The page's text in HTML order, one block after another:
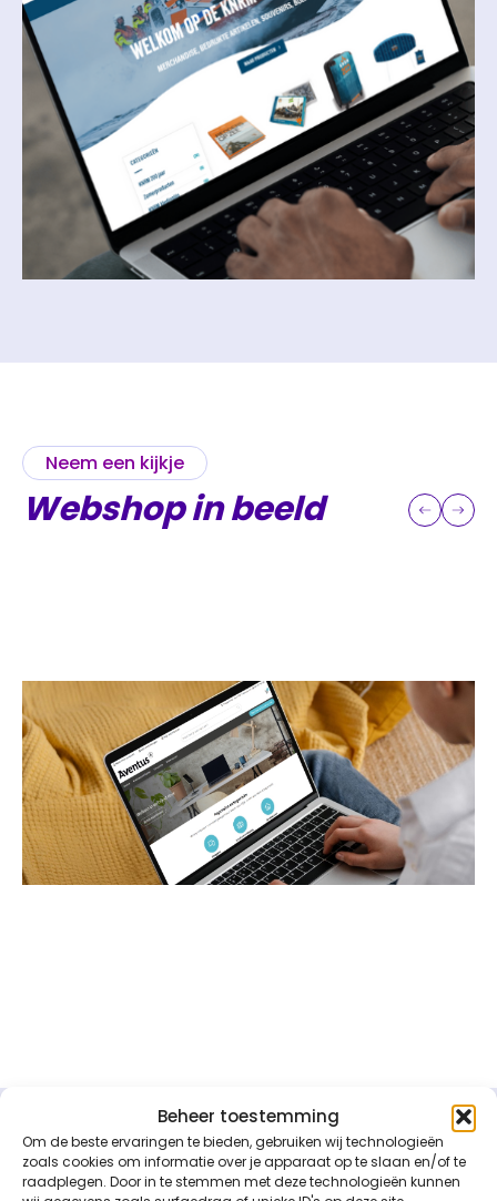
Beheer toestemming
Om de beste ervaringen te bieden, gebruiken wij technologieën
zoals cookies om informatie over je apparaat op te slaan en/of te
raadplegen. Door in te stemmen met deze technologieën kunnen
Neem een kijkje
Webshopin beeld
Portfolio